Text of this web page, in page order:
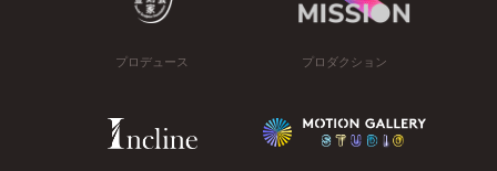
プロデュース プロダクション